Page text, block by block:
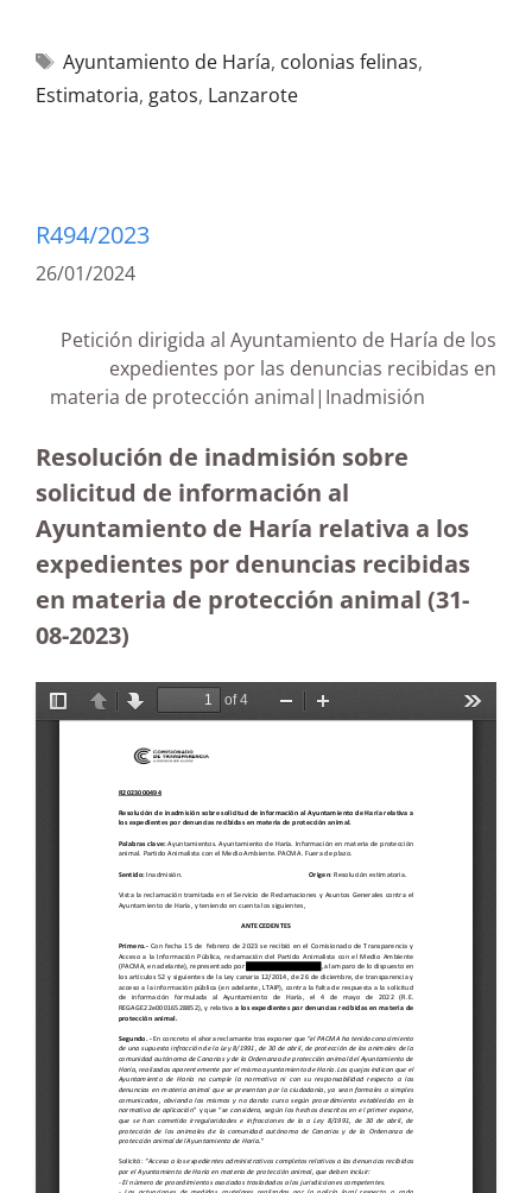
Ayuntamiento de Haría, colonias felinas,
Estimatoria, gatos, Lanzarote
R494/2023
26/01/2024
Petición dirigida al Ayuntamiento de Haría de los
expedientes por las denuncias recibidas en
materia de protección animal|Inadmisión
Resolución de inadmisión sobre
solicitud de información al
Ayuntamiento de Haría relativa a los
expedientes por denuncias recibidas
en materia de protección animal (31-
08-2023)